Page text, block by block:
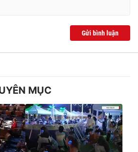
hình thức nếu không có sự chấp
Gửi bình luận
MỤC